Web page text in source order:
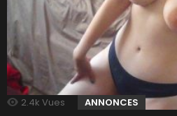
2.4k Vues ANNONCES